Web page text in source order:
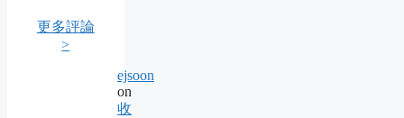
更多評論
>
ejsoon
on
收